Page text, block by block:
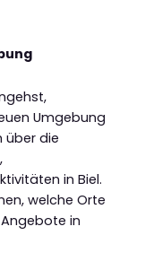
Umgebung
über die
in Biel.
welche Orte
in